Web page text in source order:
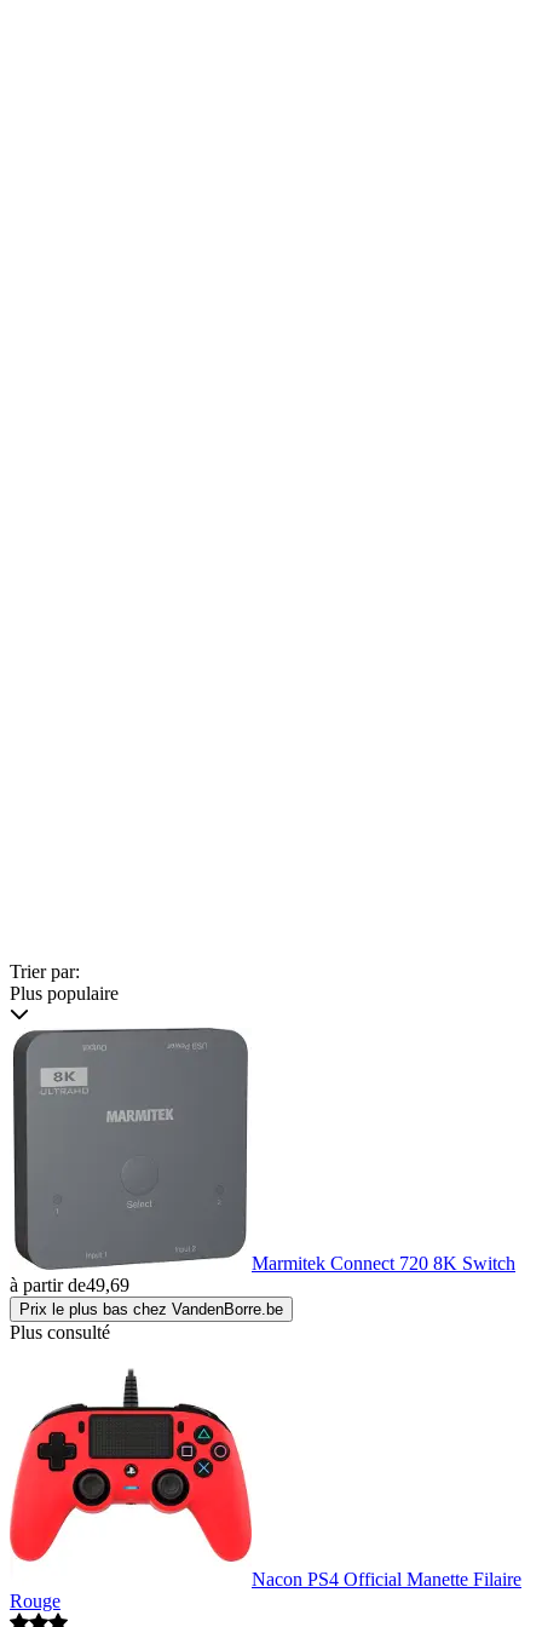
Trier par:
Plus populaire
Marmitek Connect 720 8K Switch
à partir de49,69
Prix le plus bas chez VandenBorre.be
Plus consulté
Nacon PS4 Official Manette Filaire
Rouge